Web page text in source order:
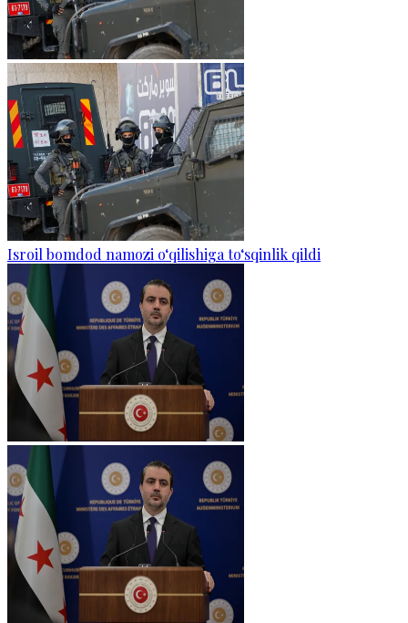
Isroil bomdod namozi o‘qilishiga to‘sqinlik qildi